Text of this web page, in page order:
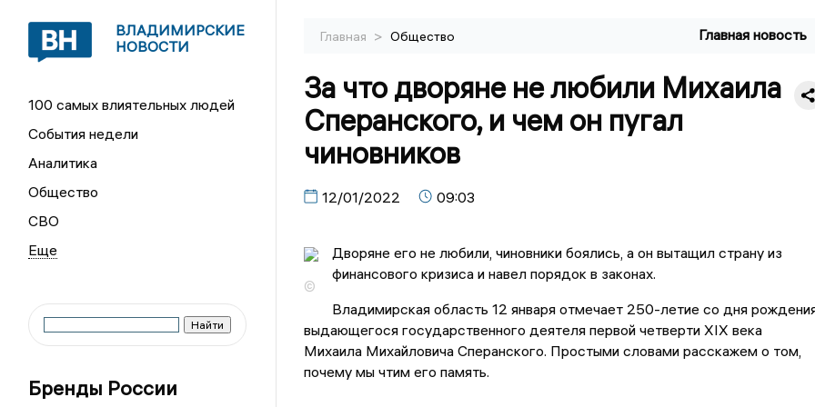
ВЛАДИМИРСКИЕ
НОВОСТИ
100 самых влиятельных людей
События недели
Аналитика
Общество
СВО
Бренды России
Главная > Общество Главная новость
За что дворяне не любили Михаила
Сперанского, и чем он пугал
чиновников
12/01/2022 09:03
©
Дворяне его не любили, чиновники боялись, а он вытащил страну из
финансового кризиса и навел порядок в законах.
Владимирская область 12 января отмечает 250-летие со дня
выдающегося государственного деятеля первой четверти XIX века
Михаила Михайловича Сперанского. Простыми словами расскажем о том,
почему мы чтим его память.